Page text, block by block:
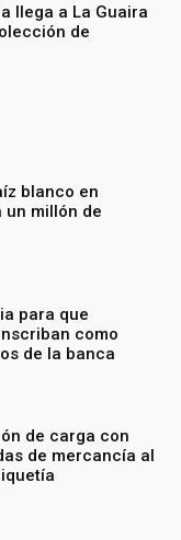
llega a La Guaira
de
blanco en
un millón de
para que
como
de la banca
de carga con
de mercancía al